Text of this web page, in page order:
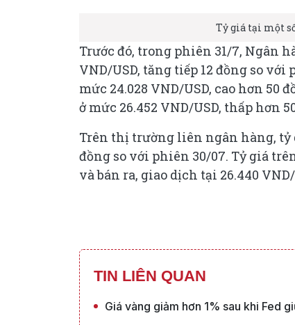
Tỷ giá tại một
Trước đó, trong phiên 31/7, Ngân
VND/USD, tăng tiếp 12 đồng so
mức 24.028 VND/USD, cao hơn 50
ở mức 26.452 VND/USD, thấp hơn
Trên thị trường liên ngân hàng, tỷ
đồng so với phiên 30/07. Tỷ giá
và bán ra, giao dịch tại 26.440
TIN LIÊN QUAN
Giá vàng giảm hơn 1% sau khi Fed